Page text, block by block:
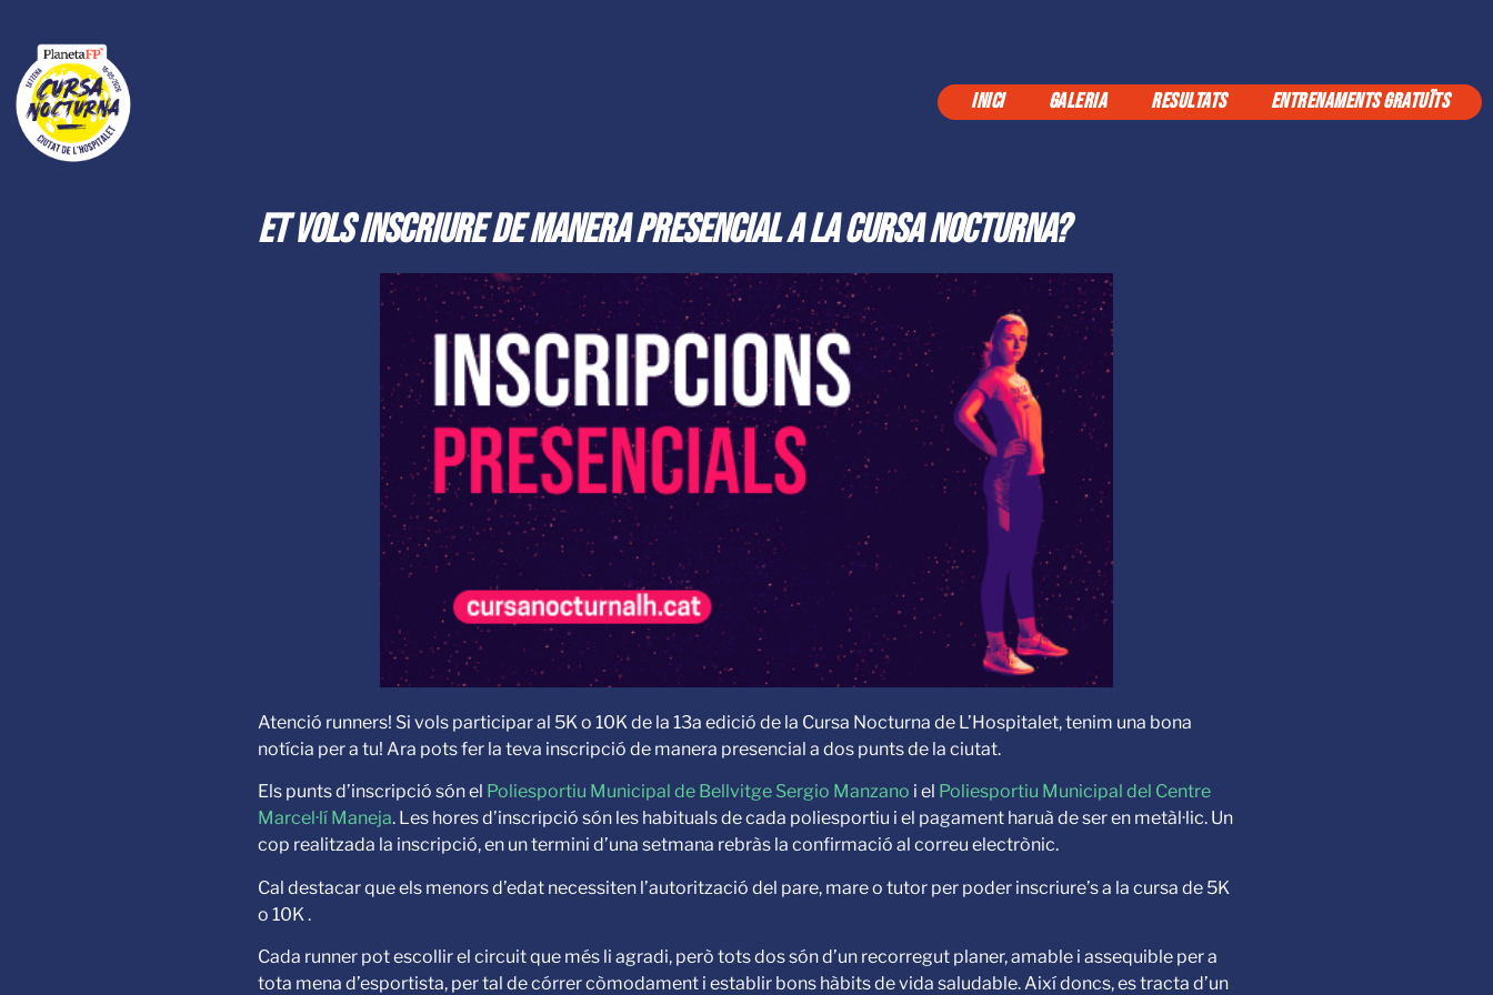
INICI GALERIA RESULTATS ENTRENAMENTS GRATUÏTS
Et vols inscriure de manera presencial a la Cursa Nocturna?
Atenció runners! Si vols participar al 5K o 10K de la 13a edició de la Cursa Nocturna de L’Hospitalet, tenim una bona
notícia per a tu! Ara pots fer la teva inscripció de manera presencial a dos punts de la ciutat.
Els punts d’inscripció són el Poliesportiu Municipal de Bellvitge Sergio Manzano i el Poliesportiu Municipal del Centre
Marcel·lí Maneja. Les hores d’inscripció són les habituals de cada poliesportiu i el pagament haruà de ser en metàl·lic. Un
cop realitzada la inscripció, en un termini d’una setmana rebràs la confirmació al correu electrònic.
Cal destacar que els menors d’edat necessiten l’autorització del pare, mare o tutor per poder inscriure’s a la cursa de 5K
o 10K .
Cada runner pot escollir el circuit que més li agradi, però tots dos són d’un recorregut planer, amable i assequible per a
tota mena d’esportista, per tal de córrer còmodament i establir bons hàbits de vida saludable. Així doncs, es tracta d’un